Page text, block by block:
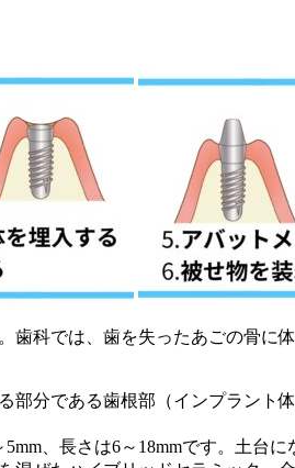
科では、歯を失ったあごの骨
分である歯根部（インプラン
、長さは6～18mmです。土台